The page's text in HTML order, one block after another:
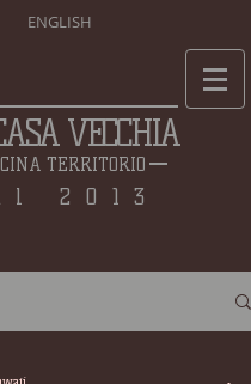
ENGLISH
VECCHIA
TERRITORIO
2013